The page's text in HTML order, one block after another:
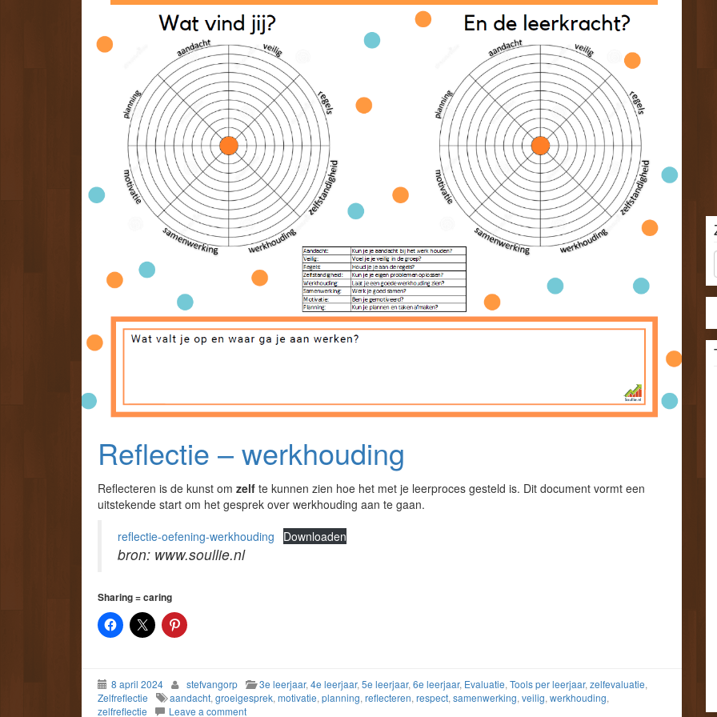
Reflectie – werkhouding
Reflecteren is de kunst om zelf te kunnen zien hoe het met je leerproces gesteld is. Dit document vormt een
uitstekende start om het gesprek over werkhouding aan te gaan.
reflectie-oefening-werkhouding
Downloaden
bron: www.soullie.nl
Sharing = caring
8 april 2024 stefvangorp 3e leerjaar,4e leerjaar,5e leerjaar,6e leerjaar, Evaluatie,Tools per leerjaar,zelfevaluatie,
Zelfreflectie
aandacht,groeigesprek,motivatie,planning,reflecteren,respect,samenwerking,veilig,werkhouding,
zelfreflectie
Leave a comment